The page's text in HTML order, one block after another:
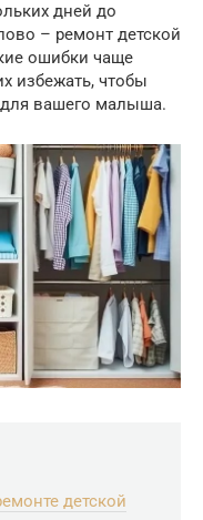
дней до
– ремонт детской
ошибки чаще
избежать, чтобы
для вашего малыша.
детской